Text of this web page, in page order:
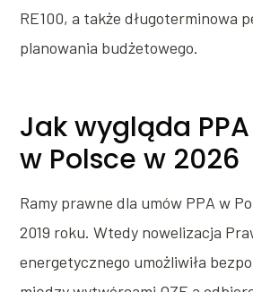
RE100, a także długoterminowa
planowania budżetowego.
Jak wygląda
w Polsce w 2026
Ramy prawne dla umów PPA w
2019 roku. Wtedy nowelizacja
energetycznego umożliwiła